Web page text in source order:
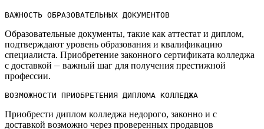
ВАЖНОСТЬ ОБРАЗОВАТЕЛЬНЫХ ДОКУМЕНТОВ
Образовательные документы, такие как аттестат и диплом,
подтверждают уровень образования и квалификацию
специалиста.​ Приобретение законного сертификата колледжа
с доставкой ⏤ важный шаг для получения престижной
профессии.
ВОЗМОЖНОСТИ ПРИОБРЕТЕНИЯ ДИПЛОМА КОЛЛЕДЖА
Приобрести диплом колледжа недорого, законно и с
доставкой возможно через проверенных продавцов